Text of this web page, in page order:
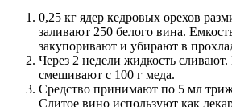
0,25 кг ядер кедровых орехов
заливают 250 белого вина.
закупоривают и убирают в
Через 2 недели жидкость
смешивают с 100 г меда.
Средство принимают по 5 мл
Слитое вино используют как